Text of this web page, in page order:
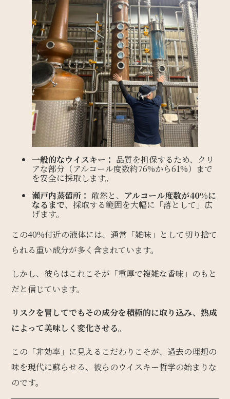
一般的なウイスキー： 品質を担保するため、クリ
アな部分（アルコール度数約76%から61%）まで
を安全に採取します。
瀬戸内蒸留所： 敢然と、 アルコール度数が40%に
なるまで、採取する範囲を大幅に「落として」広
げます。
この40%付近の液体には、通常「雑味」として切り捨て
られる重い成分が多く含まれています。
しかし、彼らはこれこそが「重厚で複雑な香味」のもと
だと信じています。
リスクを冒してでもその成分を積極的に取り込み、熟成
によって美味しく変化させる。
この「非効率」に見えるこだわりこそが、過去の理想の
味を現代に蘇らせる、彼らのウイスキー哲学の始まりな
のです。